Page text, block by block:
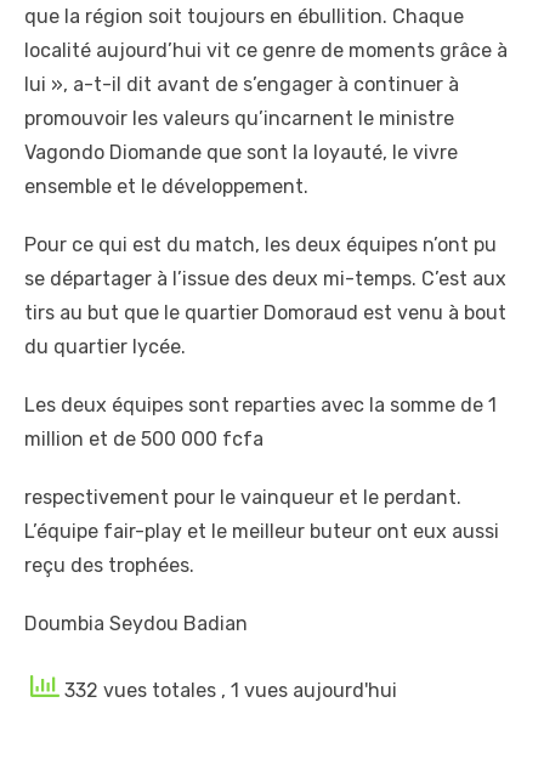
que la région soit toujours en ébullition. Chaque
localité aujourd’hui vit ce genre de moments grâce à
lui », a-t-il dit avant de s’engager à continuer à
promouvoir les valeurs qu’incarnent le ministre
Vagondo Diomande que sont la loyauté, le vivre
ensemble et le développement.
Pour ce qui est du match, les deux équipes n’ont pu
se départager à l’issue des deux mi-temps. C’est aux
tirs au but que le quartier Domoraud est venu à bout
du quartier lycée.
Les deux équipes sont reparties avec la somme de 1
million et de 500 000 fcfa
respectivement pour le vainqueur et le perdant.
L’équipe fair-play et le meilleur buteur ont eux aussi
reçu des trophées.
Doumbia Seydou Badian
332 vues totales , 1 vues aujourd'hui